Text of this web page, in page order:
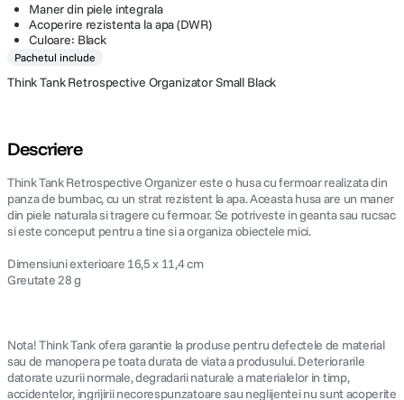
Maner din piele integrala
Acoperire rezistenta la apa (DWR)
Culoare: Black
Pachetul include
Think Tank Retrospective Organizator Small Black
Descriere
Think Tank Retrospective Organizer este o husa cu fermoar realizata din
panza de bumbac, cu un strat rezistent la apa. Aceasta husa are un maner
din piele naturala si tragere cu fermoar. Se potriveste in geanta sau rucsac
si este conceput pentru a tine si a organiza obiectele mici.
Dimensiuni exterioare 16,5 x 11,4 cm
Greutate 28 g
Nota! Think Tank ofera garantie la produse pentru defectele de material
sau de manopera pe toata durata de viata a produsului. Deteriorarile
datorate uzurii normale, degradarii naturale a materialelor in timp,
accidentelor, ingrijirii necorespunzatoare sau neglijentei nu sunt acoperite